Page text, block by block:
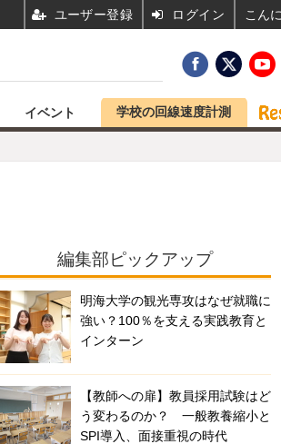
イベント 学校の回線速度計測
編集部ピックアップ
明海大学の観光専攻はなぜ就職に
強い？100％を支える実践教育と
インターン
【教師への扉】教員採用試験はど
う変わるのか？ 一般教養縮小と
SPI導入、面接重視の時代
ユーザー登録 ログイン こん